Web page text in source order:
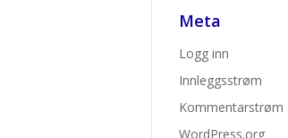
Meta
Logg inn
Innleggsstrøm
Kommentarstrøm
WordPress.org